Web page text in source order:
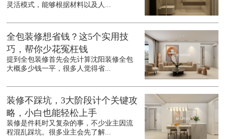
灵活模式，能够根据材料以及人...
全包装修想省钱？这5个实用技
巧，帮你少花冤枉钱
提到全包装修首先会先计算沈阳装修全包
大概多少钱一平，很多人觉得省...
装修不踩坑，3大阶段计个关键攻
略，小白也能轻松上手
装修是件耗时又复杂的事，不少业主因流
程混乱踩坑。很多业主会先了解...